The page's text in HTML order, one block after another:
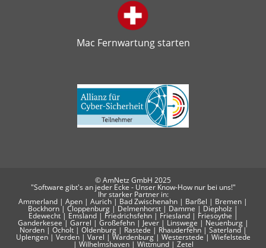
Mac Fernwartung starten
© AmNetz GmbH 2025
"Software gibt's an jeder Ecke - Unser Know-How nur bei uns!"
Ihr starker Partner in:
Ammerland | Apen | Aurich | Bad Zwischenahn | Barßel | Bremen |
Bockhorn | Cloppenburg | Delmenhorst | Damme | Diepholz |
Edewecht | Emsland | Friedrichsfehn | Friesland | Friesoythe |
Ganderkesee | Garrel | Großefehn | Jever | Linswege | Neuenburg |
Norden | Ocholt | Oldenburg | Rastede | Rhauderfehn | Saterland |
Uplengen | Verden | Varel | Wardenburg | Westerstede | Wiefelstede
| Wilhelmshaven | Wittmund | Zetel